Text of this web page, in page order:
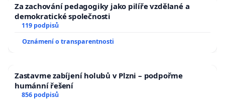
Za zachování pedagogiky jako pilíře vzdělané a
demokratické společnosti
119 podpisů
Oznámení o transparentnosti
Zastavme zabíjení holubů v Plzni – podpořme
humánní řešení
856 podpisů